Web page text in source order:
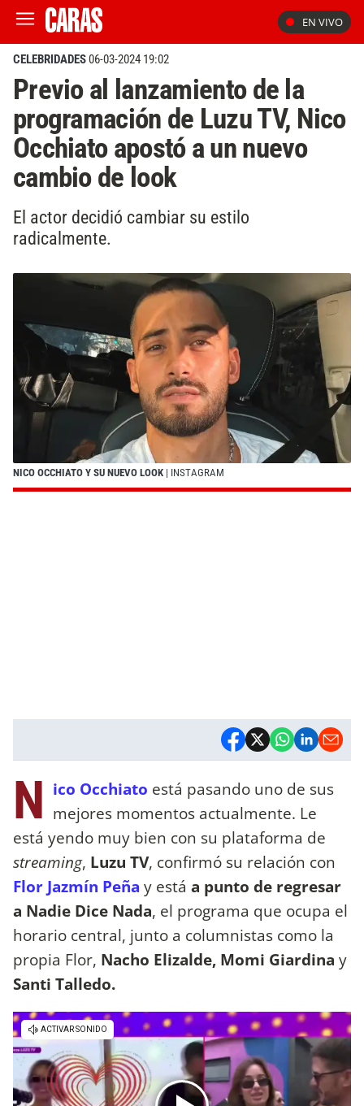
EN VIVO
CELEBRIDADES06-03-2024 19:02
Previo al lanzamiento de la
programación de Luzu TV, Nico
Occhiato apostó a un nuevo
cambio de look
El actor decidió cambiar su estilo
radicalmente.
NICO OCCHIATO Y SU NUEVO LOOK | INSTAGRAM
N ico Occhiato está pasando uno de sus
mejores momentos actualmente. Le
está yendo muy bien con su plataforma de
streaming, Luzu TV, confirmó su relación con
Flor Jazmín Peña y está a punto de regresar
a Nadie Dice Nada, el programa que ocupa el
horario central, junto a columnistas como la
propia Flor, Nacho Elizalde, Momi Giardina y
Santi Talledo.